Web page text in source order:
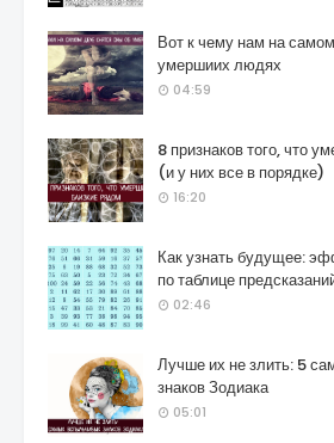
Вот к чему нам на
умершиих людях
04:59
8 признаков того, что
(и у них все в порядке)
16:20
Как узнать будущее:
по таблице
02:46
Лучше их не злить: 5
знаков Зодиака
05:01